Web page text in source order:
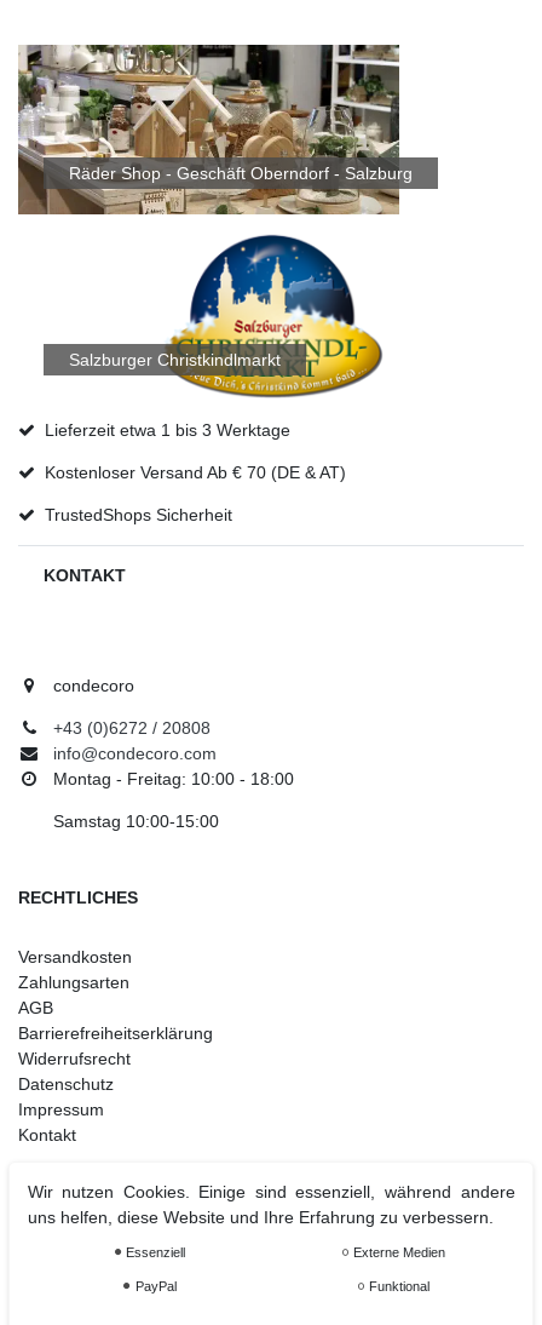
Räder Shop - Geschäft Oberndorf - Salzburg
Salzburger Christkindlmarkt
Lieferzeit etwa 1 bis 3 Werktage
Kostenloser Versand Ab € 70 (DE & AT)
TrustedShops Sicherheit
KONTAKT
condecoro
+43 (0)6272 / 20808
info@condecoro.com
Montag - Freitag: 10:00 - 18:00
Samstag 10:00-15:00
RECHTLICHES
Versandkosten
Zahlungsarten
AGB
Barrierefreiheitserklärung
Widerrufsrecht
Datenschutz
Impressum
Kontakt
Weihnachtsdeko
Christbaumschmuck
Christbaumkugel
Wir nutzen Cookies. Einige sind essenziell, während andere
uns helfen, diese Website und Ihre Erfahrung zu verbessern.
Essenziell Externe Medien
PayPal Funktional